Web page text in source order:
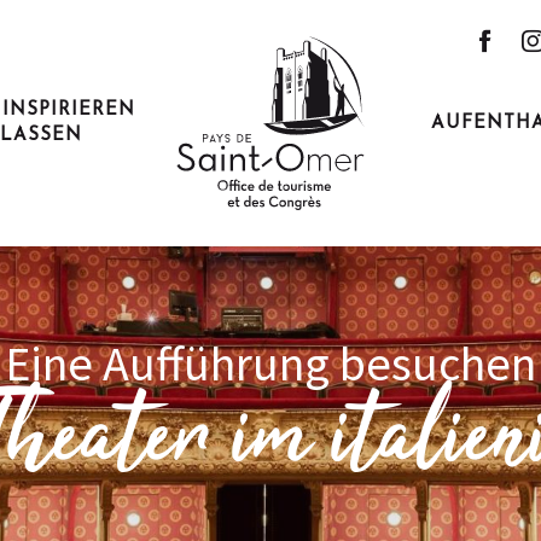
LASSEN
Eine Aufführung besuchen
im